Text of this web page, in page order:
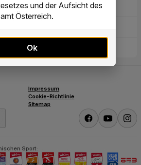
und der Aufsicht des
Österreich.
Ok